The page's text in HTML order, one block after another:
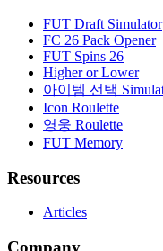
FUT Draft Simulator
FC 26 Pack Opener
FUT Spins 26
Higher or Lower
아이템 선택
Icon Roulette
영웅 Roulette
FUT Memory
Resources
Articles
Company